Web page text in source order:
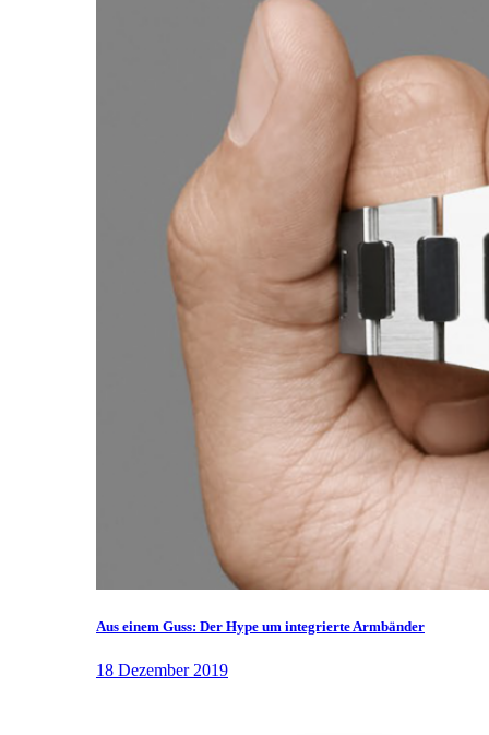
Aus einem Guss: Der Hype um integrierte Armbänder
18 Dezember 2019